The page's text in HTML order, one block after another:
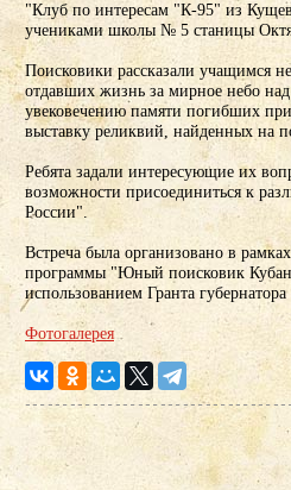
"Клуб по интересам "К-95" из
учениками школы № 5 станицы
Поисковики рассказали учащимся
отдавших жизнь за мирное небо
увековечению памяти погибших
выставку реликвий, найденных на
Ребята задали интересующие их
возможности присоединиться к
России".
Встреча была организовано в
программы "Юный поисковик
использованием Гранта
Фотогалерея